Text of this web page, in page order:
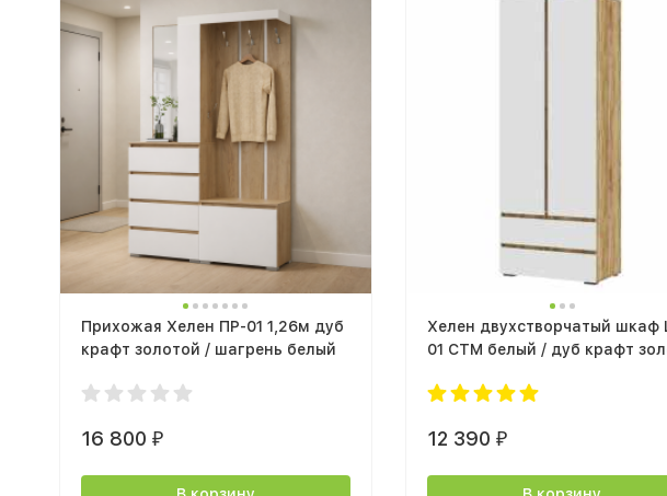
Прихожая Хелен ПР-01 1,26м дуб
крафт золотой / шагрень белый
16 800 ₽
Хелен двухстворчатый
01 СТМ белый / дуб крафт
12 390₽